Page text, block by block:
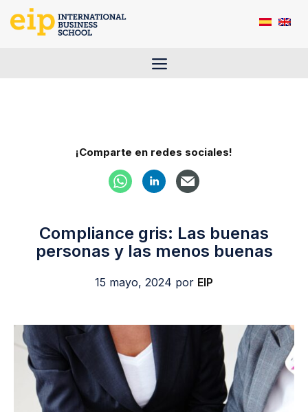
Saltar
Menú
¡Comparte en redes sociales!
Compliance gris: Las buenas
personas y las menos buenas
15 mayo, 2024 por EIP